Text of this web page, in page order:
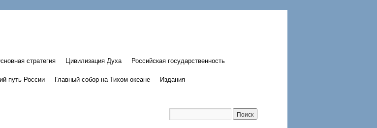
стратегия Цивилизация Духа
Российская государственность
путь России Главный собор на Тихом океане Издания